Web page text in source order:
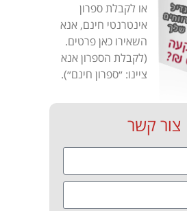
או לקבלת ספרון
אינטרנטי חינם, אנא
השאירו כאן פרטים.
(לקבלת הספרון אנא
ציינו: ״ספרון חינם״).
צור קשר